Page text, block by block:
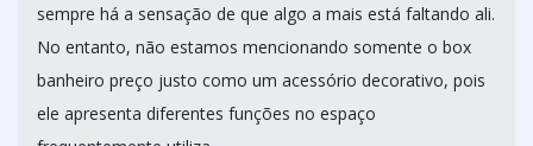
sempre há a sensação de que algo a mais está faltando ali.
No entanto, não estamos mencionando somente o box
banheiro preço justo como um acessório decorativo, pois
ele apresenta diferentes funções no espaço